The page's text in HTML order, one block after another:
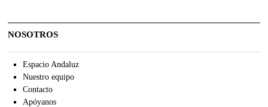
NOSOTROS
Espacio Andaluz
Nuestro equipo
Contacto
Apóyanos